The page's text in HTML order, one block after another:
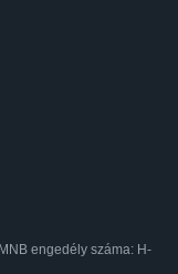
engedély száma: H-